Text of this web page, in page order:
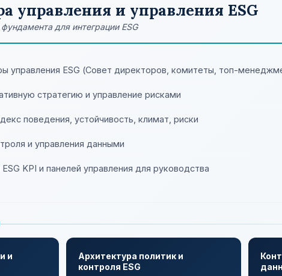
управления и управления ESG
для интеграции ESG
управления ESG (Совет директоров, комитеты, топ-
стратегию и управление рисками
поведения, устойчивость, климат, риски
и управления данными
KPI и панелей управления для руководства
и
Архитектура политик и
контроля ESG